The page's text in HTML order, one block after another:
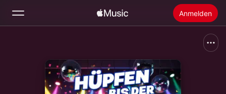
Anmelden
Startseite